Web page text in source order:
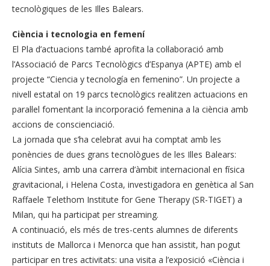
tecnològiques de les Illes Balears.
Ciència i tecnologia en femení
El Pla d’actuacions també aprofita la col·laboració amb
l’Associació de Parcs Tecnològics d’Espanya (APTE) amb el
projecte “Ciencia y tecnología en femenino”. Un projecte a
nivell estatal on 19 parcs tecnològics realitzen actuacions en
paral·lel fomentant la incorporació femenina a la ciència amb
accions de conscienciació.
La jornada que s’ha celebrat avui ha comptat amb les
ponències de dues grans tecnològues de les Illes Balears:
Alícia Sintes, amb una carrera d’àmbit internacional en física
gravitacional, i Helena Costa, investigadora en genètica al San
Raffaele Telethom Institute for Gene Therapy (SR-TIGET) a
Milan, qui ha participat per streaming.
A continuació, els més de tres-cents alumnes de diferents
instituts de Mallorca i Menorca que han assistit, han pogut
participar en tres activitats: una visita a l’exposició «Ciència i